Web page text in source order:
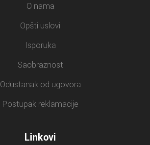
O nama
Opšti uslovi
Isporuka
Saobraznost
Odustanak od ugovora
Postupak reklamacije
Linkovi